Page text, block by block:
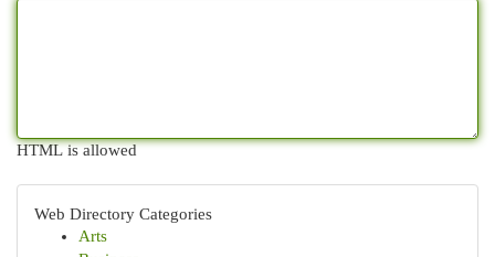
HTML is allowed
Web Directory Categories
Arts